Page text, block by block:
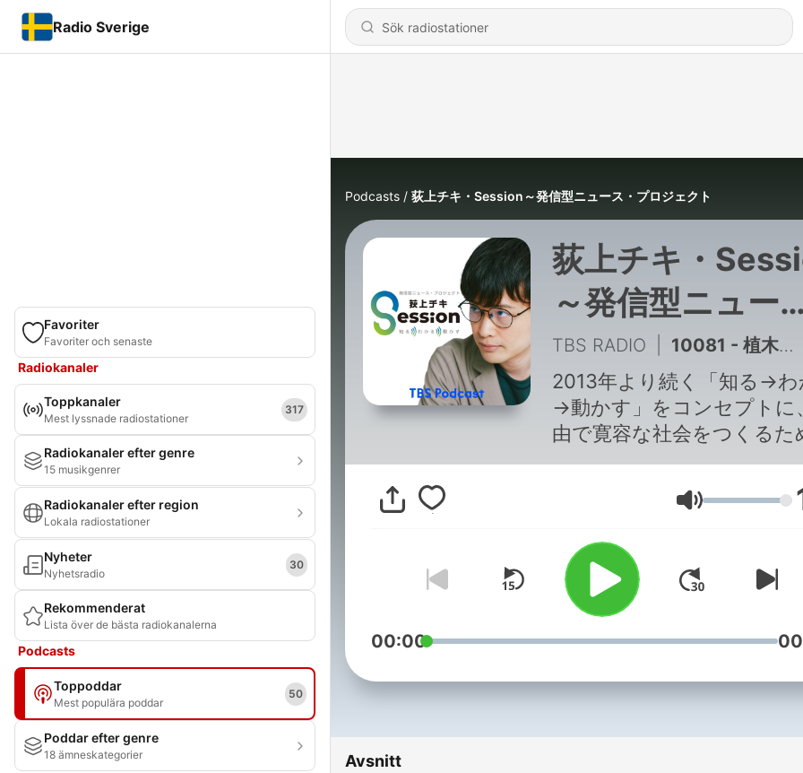
Radio Sverige
Favoriter
Favoriter och senaste
Radiokanaler
Toppkanaler
Mest lyssnade radiostationer
317
Radiokanaler efter genre
15 musikgenrer
Radiokanaler efter region
Lokala radiostationer
Nyheter
Nyhetsradio
30
Rekommenderat
Lista över de bästa radiokanalerna
Podcasts
Toppoddar
Mest populära poddar
50
Poddar efter genre
18 ämneskategorier
Podcasts 荻上チキ・Session～発信型ニュース・プロジェクト
荻上チキ・
～発信型ニュー
ス・プロジェク
TBS RADIO 10081 - 植木泰士「陸上自衛隊の不適切な情報収集問題〜熊本日日新聞のスクープを取材報告」/熊本地震
2013年より続く「知る→わ
→動かす」をコンセプトに
由で寛容な社会をつくるた
良質な議論と情報を共有す
ュース番組です。複雑化す
会の中で「何が、なぜ起き
るのか」を共に考え、一歩
未来を探ります。これまで
みを大切に、荻上チキと、
2026年4月からは片桐千晶
金)、山本恵里伽(火)、日比
めます。 番組作りの参考のた
をお願いいたします。
Volym
00:00
Avsnitt